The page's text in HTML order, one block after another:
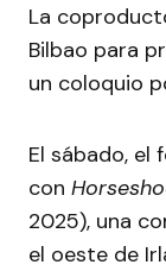
La
Bilbao para
un coloquio
El sábado, el
con
2025), una
el oeste de